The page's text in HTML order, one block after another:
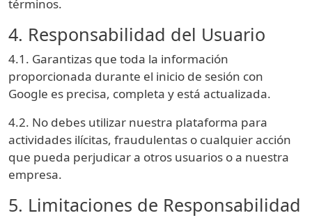
términos.
4. Responsabilidad del Usuario
4.1. Garantizas que toda la información
proporcionada durante el inicio de sesión con
Google es precisa, completa y está actualizada.
4.2. No debes utilizar nuestra plataforma para
actividades ilícitas, fraudulentas o cualquier acción
que pueda perjudicar a otros usuarios o a nuestra
empresa.
5. Limitaciones de Responsabilidad